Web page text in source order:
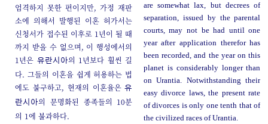
엄격하지 못한 편이지만, 가정 재판
소에 의해서 발행된 이혼 허가서는
신청서가 접수된 이후로 1년이 될 때
까지 받을 수 없으며, 이 행성에서의
1년은 유란시아의 1년보다 훨씬 길
다. 그들의 이혼을 쉽게 허용하는 법
에도 불구하고, 현재의 이혼율은유
란시아의 문명화된 종족들의 10분
의 1에 불과하다.
are somewhat lax, but decrees of
separation, issued by the parental
courts, may not be had until one
year after application therefor has
been recorded, and the year on this
planet is considerably longer than
on Urantia. Notwithstanding their
easy divorce laws, the present rate
of divorces is only one tenth that of
the civilized races of Urantia.